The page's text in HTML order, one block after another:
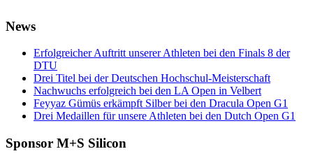
News
Erfolgreicher Auftritt unserer Athleten bei den Finals 8 der
DTU
Drei Titel bei der Deutschen Hochschul-Meisterschaft
Nachwuchs erfolgreich bei den LA Open in Velbert
Feyyaz Gümüs erkämpft Silber bei den Dracula Open G1
Drei Medaillen für unsere Athleten bei den Dutch Open G1
Sponsor M+S Silicon